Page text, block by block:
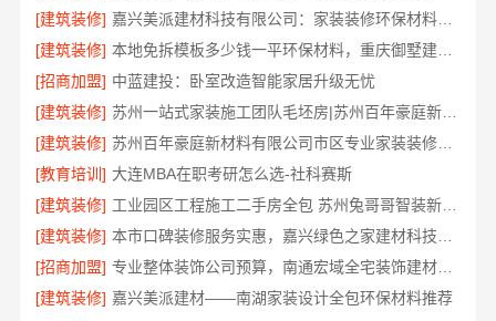
[建筑装修]
嘉兴美派建材科技有限公司：家装装修环保材料靠谱商家
[建筑装修]
本地免拆模板多少钱一平环保材料，重庆御墅建筑材料有限公司
[招商加盟] 中蓝建投：卧室改造智能家居升级无忧
[建筑装修]
苏州一站式家装施工团队毛坯房|苏州百年豪庭新材料有限公司
[建筑装修]
苏州百年豪庭新材料有限公司市区专业家装装修多少钱
[教育培训] 大连MBA在职考研怎么选-社科赛斯
[建筑装修]
工业园区工程施工二手房全包 苏州兔哥哥智装新材料
[建筑装修]
[招商加盟]
专业整体装饰公司预算，南通宏域全宅装饰建材精确报价
[建筑装修] 嘉兴美派建材——南湖家装设计全包环保材料推荐